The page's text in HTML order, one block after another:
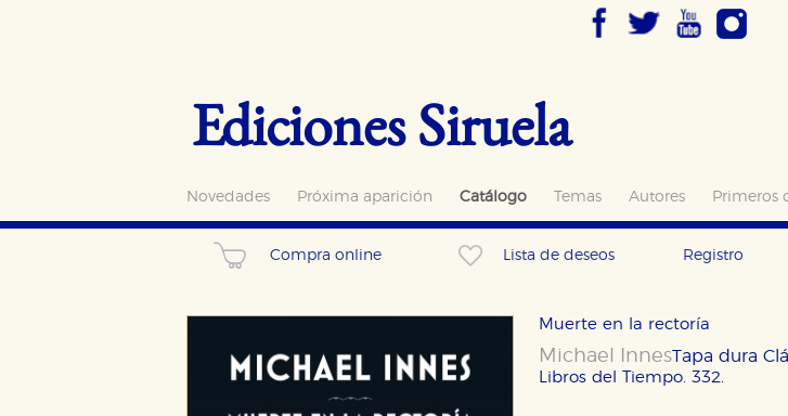
Ediciones Siruela
Novedades Próxima aparición Catálogo Temas Autores Primeros
Compra online Lista de deseos Registro
Muerte en la rectoría
Michael Innes
Libros del Tiempo. 332.
Tapa dura